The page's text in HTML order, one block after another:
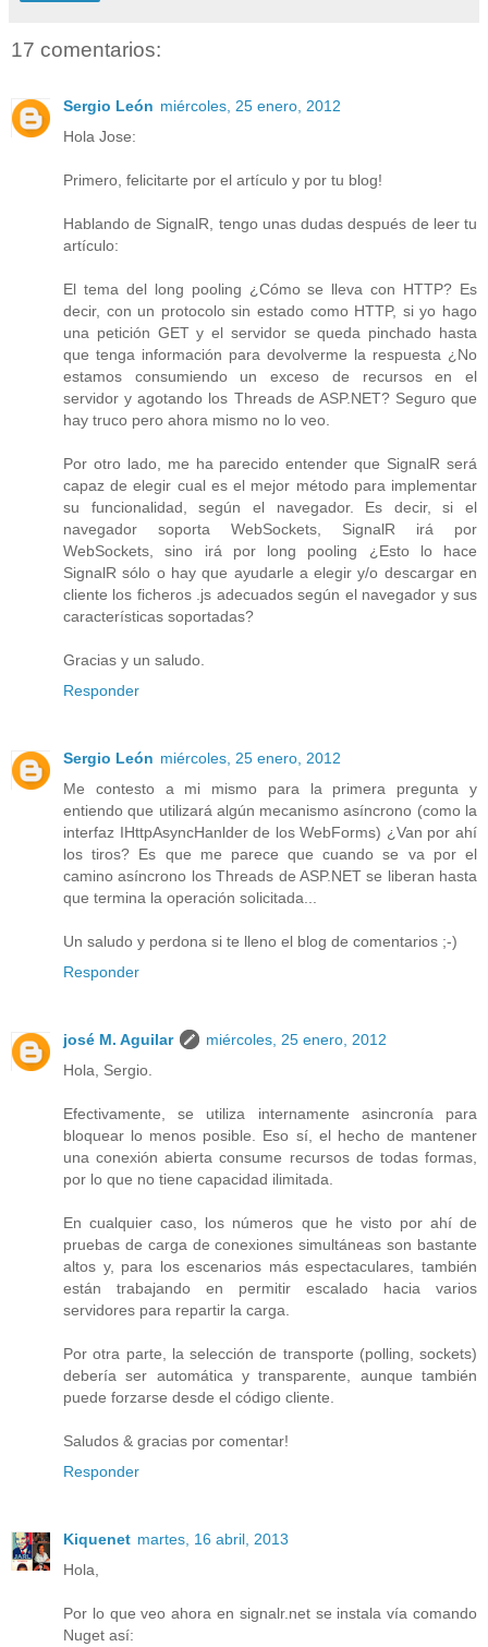
17 comentarios:
Sergio León miércoles, 25 enero, 2012
Hola Jose:
Primero, felicitarte por el artículo y por tu blog!
Hablando de SignalR, tengo unas dudas después de leer tu
artículo:
El tema del long pooling ¿Cómo se lleva con HTTP? Es
decir, con un protocolo sin estado como HTTP, si yo hago
una petición GET y el servidor se queda pinchado hasta
que tenga información para devolverme la respuesta ¿No
estamos consumiendo un exceso de recursos en el
servidor y agotando los Threads de ASP.NET? Seguro que
hay truco pero ahora mismo no lo veo.
Por otro lado, me ha parecido entender que SignalR será
capaz de elegir cual es el mejor método para implementar
su funcionalidad, según el navegador. Es decir, si el
navegador soporta WebSockets, SignalR irá por
WebSockets, sino irá por long pooling ¿Esto lo hace
SignalR sólo o hay que ayudarle a elegir y/o descargar en
cliente los ficheros .js adecuados según el navegador y sus
características soportadas?
Gracias y un saludo.
Responder
Sergio León miércoles, 25 enero, 2012
Me contesto a mi mismo para la primera pregunta y
entiendo que utilizará algún mecanismo asíncrono (como la
interfaz IHttpAsyncHanlder de los WebForms) ¿Van por ahí
los tiros? Es que me parece que cuando se va por el
camino asíncrono los Threads de ASP.NET se liberan hasta
que termina la operación solicitada...
Un saludo y perdona si te lleno el blog de comentarios ;-)
Responder
josé M. Aguilar
miércoles, 25 enero, 2012
Hola, Sergio.
Efectivamente, se utiliza internamente asincronía para
bloquear lo menos posible. Eso sí, el hecho de mantener
una conexión abierta consume recursos de todas formas,
por lo que no tiene capacidad ilimitada.
En cualquier caso, los números que he visto por ahí de
pruebas de carga de conexiones simultáneas son bastante
altos y, para los escenarios más espectaculares, también
están trabajando en permitir escalado hacia varios
servidores para repartir la carga.
Por otra parte, la selección de transporte (polling, sockets)
debería ser automática y transparente, aunque también
puede forzarse desde el código cliente.
Saludos & gracias por comentar!
Responder
Kiquenet martes, 16 abril, 2013
Hola,
Por lo que veo ahora en signalr.net se instala vía comando
Nuget así: